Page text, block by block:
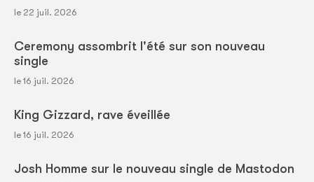
le 22 juil. 2026
Ceremony assombrit l'été sur son nouveau
single
le 16 juil. 2026
King Gizzard, rave éveillée
le 16 juil. 2026
Josh Homme sur le nouveau single de Mastodon